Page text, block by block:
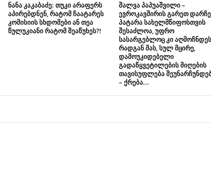
ნანა კაკაბაძე: თუკი არაფერს
აპირებდნენ, რატომ ჩაატარეს
კომისიის სხდომები ან თეა
წულუკიანი რატომ შეაწუხეს?!
შალვა პაპუაშვილი –
ევროკავშირის გარეთ
პატარა სახელმწიფოსთვის
შესაძლოა, უფრო
სასარგებლოც კი
რადგან მას, სულ მცირე,
დამოუკიდებელი
გადაწყვეტილების მიღების
თავისუფლება
– ქრება...